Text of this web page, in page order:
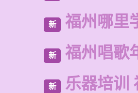
新 福州哪里
新 福州唱歌
新 乐器培训